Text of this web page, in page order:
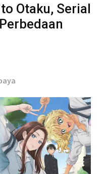
Otaku, Serial